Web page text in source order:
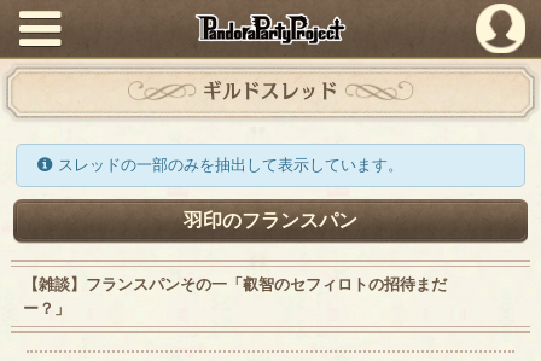
PandoraPartyProject
ギルドスレッド
スレッドの一部のみを抽出して表示しています。
羽印のフランスパン
【雑談】フランスパンその一「叡智のセフィロトの招待まだ
ー？」